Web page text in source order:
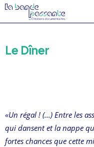
la fabrique
Le Dîner
«Un régal ! (...) Entre les
qui dansent et la nappe
fortes chances que cette